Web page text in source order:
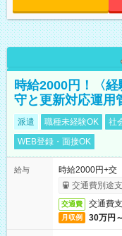
時給2000円！〈
守と更新対応運用
派遣 職種未経験OK 社
WEB登録・面接OK
給与
時給2000円+交
交通費別途
交通費 交通費
月収例 30万円～